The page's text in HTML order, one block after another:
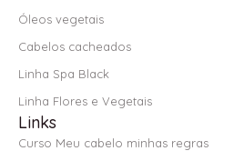
Óleos vegetais
Cabelos cacheados
Linha Spa Black
Linha Flores e Vegetais
Links
Curso Meu cabelo minhas regras